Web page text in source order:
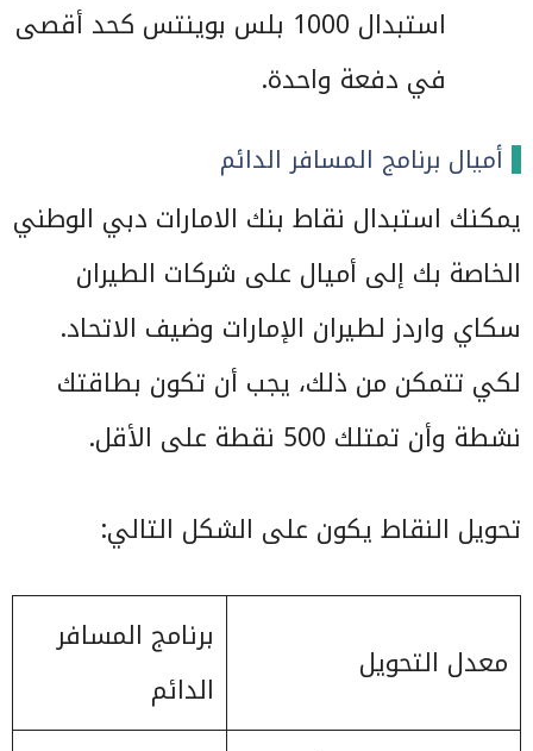
استبدال 1000 بلس بوينتس كحد أقصى
في دفعة واحدة.
أميال برنامج المسافر الدائم
يمكنك استبدال نقاط بنك الامارات دبي الوطني
الخاصة بك إلى أميال على شركات الطيران
سكاي واردز لطيران الإمارات وضيف الاتحاد.
لكي تتمكن من ذلك، يجب أن تكون بطاقتك
نشطة وأن تمتلك 500 نقطة على الأقل.
تحويل النقاط يكون على الشكل التالي:
معدل التحويل
برنامج المسافر
الدائم